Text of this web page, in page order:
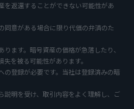
を返還することができない可能性があ
同意がある場合に限り代価の弁済のた
ます。暗号資産の価格が急落したり、
を被る可能性があります。
の登録が必要です。当社は登録済みの暗
説明を受け、取引内容をよく理解し、ご